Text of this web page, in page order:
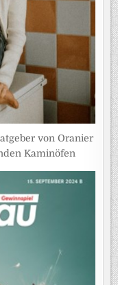
von Oranier
Kaminöfen